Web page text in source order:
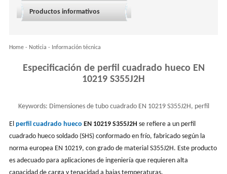
Productos informativos
Home- Noticia - Información técnica
Especificación de perfil cuadrado hueco EN
10219 S355J2H
Keywords: Dimensiones de tubo cuadrado EN 10219 S355J2H, perfil
cuadrado hueco S355, tubo cuadrado
El perfil cuadrado hueco EN 10219 S355J2H se refiere a un perfil
cuadrado hueco soldado (SHS) conformado en frío, fabricado según la
norma europea EN 10219, con grado de material S355J2H. Este producto
es adecuado para aplicaciones de ingeniería que requieren alta